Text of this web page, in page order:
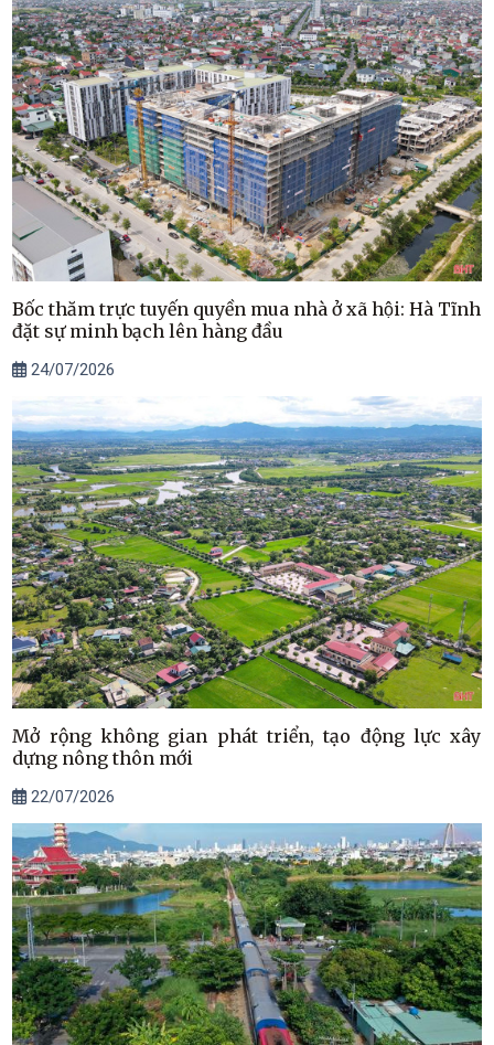
Bốc thăm trực tuyến quyền mua nhà ở xã hội: Hà Tĩnh
đặt sự minh bạch lên hàng đầu
24/07/2026
Mở rộng không gian phát triển, tạo động lực xây
dựng nông thôn mới
22/07/2026